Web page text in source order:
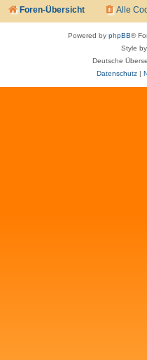
Foren-Übersicht Alle
Powered by phpBB®
Style by
Deutsche
Datenschutz|